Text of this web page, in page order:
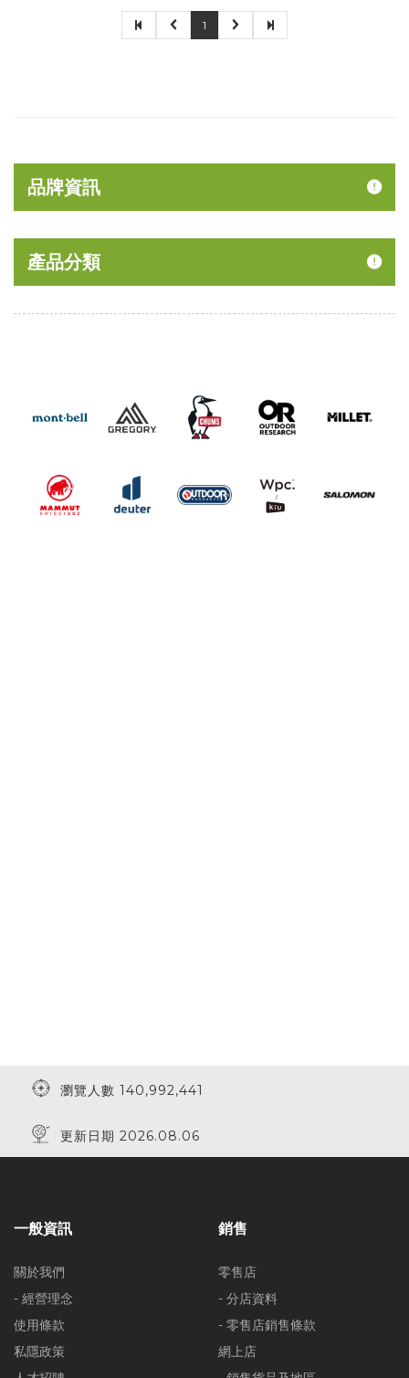
1
品牌資訊
產品分類
瀏覽人數 140,992,441
更新日期 2026.08.06
一般資訊
關於我們
- 經營理念
使用條款
私隱政策
銷售
零售店
- 分店資料
- 零售店銷售條款
網上店